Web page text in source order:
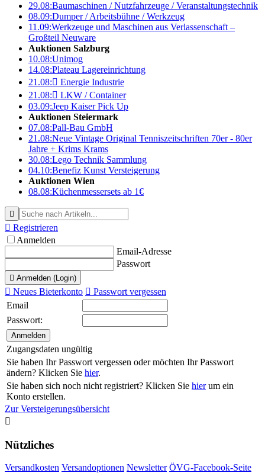
29.08:Baumaschinen / Nutzfahrzeuge / Veranstaltungstechnik
08.09:Dumper / Arbeitsbühne / Werkzeug
11.09:Werkzeuge und Maschinen aus Verlassenschaft –
Großteil Neuware
Auktionen Salzburg
10.08:Unimog
14.08:Plateau Lagereinrichtung
21.08: Energie Industrie
21.08: LKW / Container
03.09:Jeep Kaiser Pick Up
Auktionen Steiermark
07.08:Pall-Bau GmbH
21.08:Neue Vintage Original Tenniszeitschriften 70er - 80er
Jahre + Krims Krams
30.08:Lego Technik Sammlung
04.10:Benefiz Kunst Versteigerung
Auktionen Wien
08.08:Küchenmessersets ab 1€

 Registrieren
Anmelden
Email-Adresse
Passwort
 Anmelden (Login)
 Neues Bieterkonto  Passwort vergessen
Email
Passwort:
Zugangsdaten ungültig
Sie haben Ihr Passwort vergessen oder möchten Ihr Passwort
ändern? Klicken Sie hier.
Sie haben sich noch nicht registriert? Klicken Sie hierum ein
Konto erstellen.
Zur Versteigerungsübersicht

Nützliches
Versandkosten Versandoptionen Newsletter ÖVG-Facebook-Seite